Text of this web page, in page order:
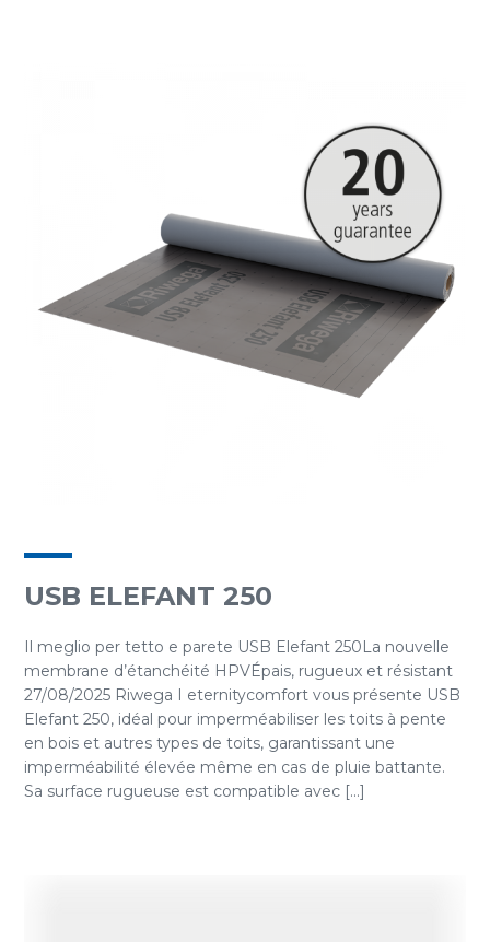
USB ELEFANT 250
Il meglio per tetto e parete USB Elefant 250La nouvelle
membrane d’étanchéité HPVÉpais, rugueux et résistant
27/08/2025 Riwega I eternitycomfort vous présente USB
Elefant 250, idéal pour imperméabiliser les toits à pente
en bois et autres types de toits, garantissant une
imperméabilité élevée même en cas de pluie battante.
Sa surface rugueuse est compatible avec [...]